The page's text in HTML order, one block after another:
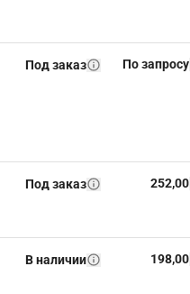
Под заказ По запросу
Под заказ 252,00
В наличии 198,00